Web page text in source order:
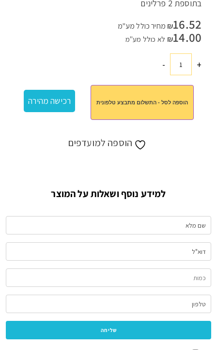
בתוספת 2 פרלינים
₪16.52
מחיר כולל מע"מ
₪14.00 לא כולל מע"מ
+כמות
ושוקולד
-
הוספה לסל - התשלום מתבצע טלפונית רכישה מהירה
הוספה למועדפים
למידע נוסף ושאלות על המוצר